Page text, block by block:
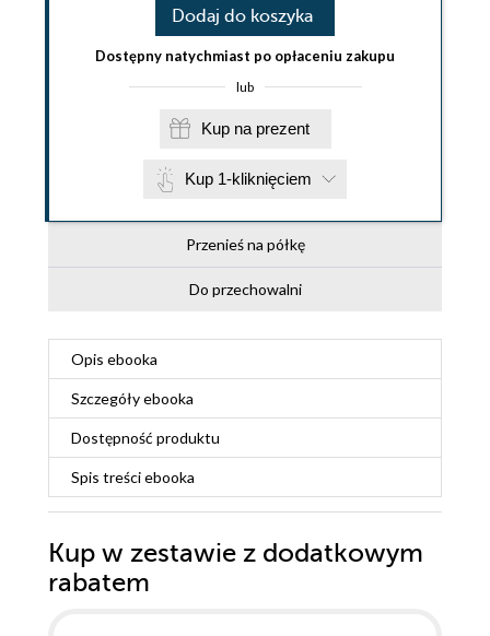
Dodaj do koszyka
Dostępny natychmiast po opłaceniu zakupu
lub
Kup na prezent
Kup 1-kliknięciem
Przenieś na półkę
Do przechowalni
Opis ebooka
Szczegółyebooka
Dostępność produktu
Spis treściebooka
Kup w zestawie z dodatkowym
rabatem